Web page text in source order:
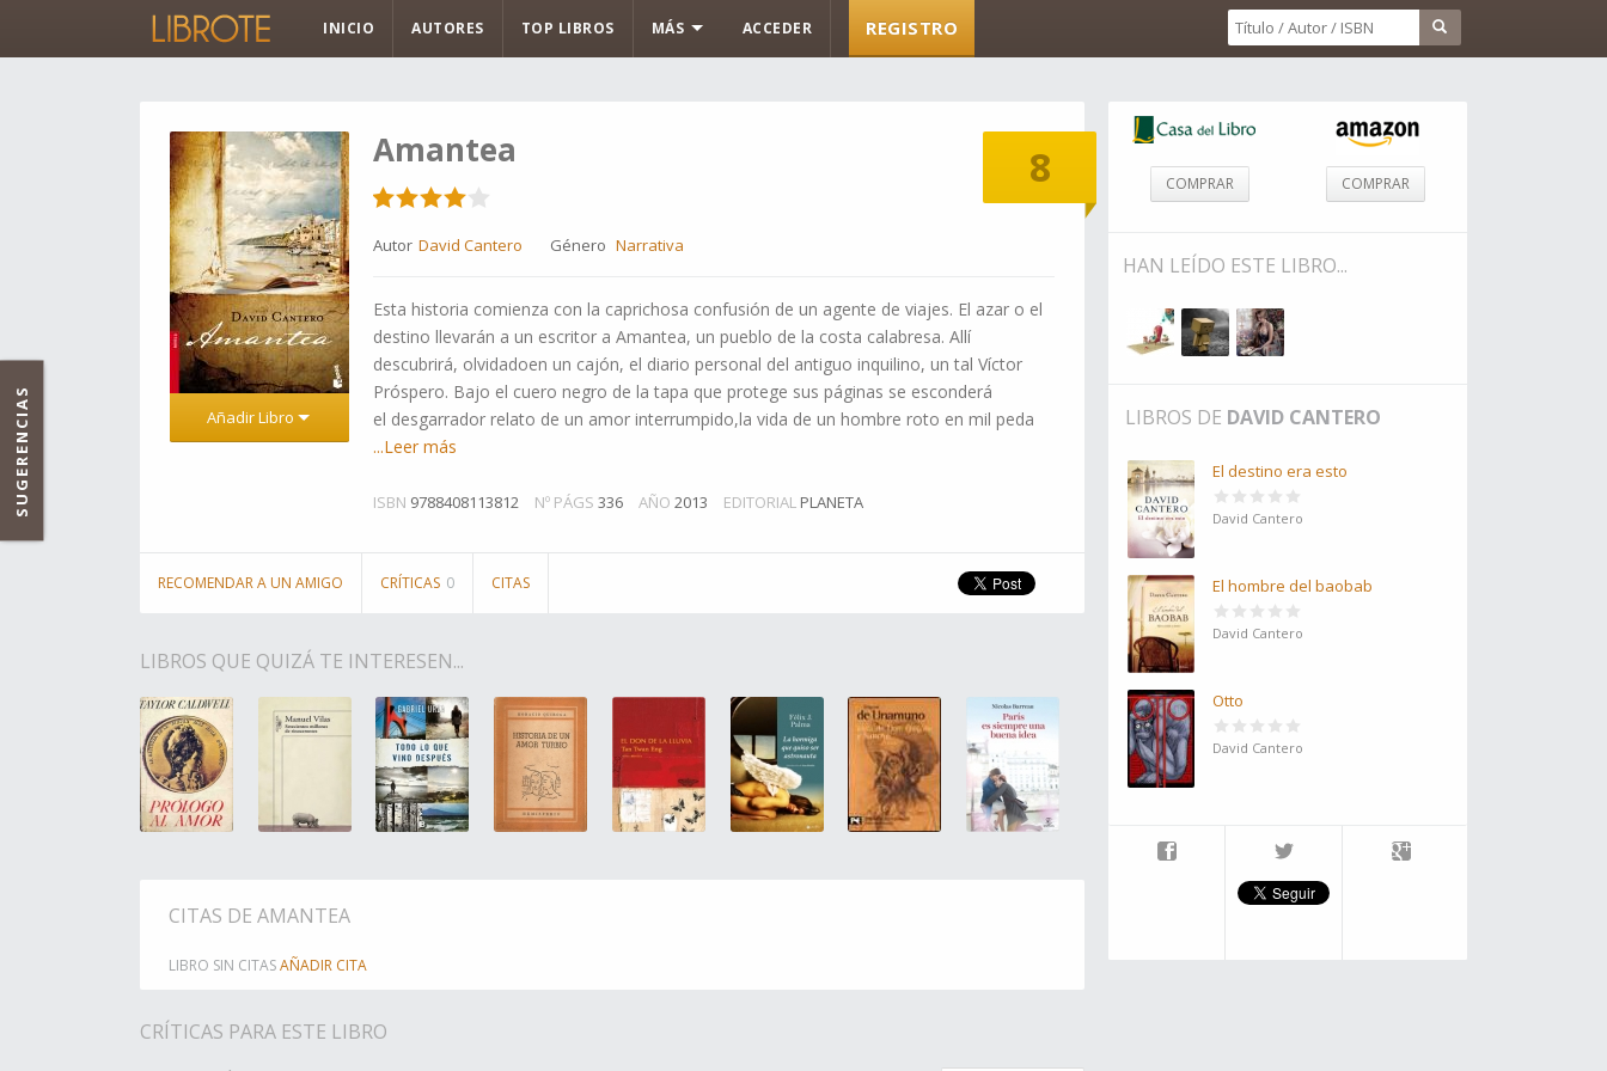
INICIO AUTORES TOP LIBROS MÁS ACCEDER REGISTRO
8
Añadir Libro
Amantea
Autor David Cantero Género Narrativa
Esta historia comienza con la caprichosa confusión de un agente de viajes. El azar o el
destino llevarán a un escritor a Amantea, un pueblo de la costa calabresa. Allí
descubrirá, olvidadoen un cajón, el diario personal del antiguo inquilino, un tal Víctor
Próspero. Bajo el cuero negro de la tapa que protege sus páginas se esconderá
el desgarrador relato de un amor interrumpido,la vida de un hombre roto en mil peda
...Leer más
ISBN 9788408113812 Nº PÁGS 336 AÑO 2013 EDITORIAL PLANETA
RECOMENDAR A UN AMIGO CRÍTICAS 0 CITAS
LIBROS QUE QUIZÁ TE INTERESEN...
CITAS DE AMANTEA
LIBRO SIN CITASAÑADIR CITA
CRÍTICAS PARA ESTE LIBRO
COMPRAR COMPRAR
HAN LEÍDO ESTE LIBRO...
LIBROS DE DAVID CANTERO
El destino era esto
David Cantero
El hombre del baobab
David Cantero
Otto
David Cantero
SUGERENCIAS